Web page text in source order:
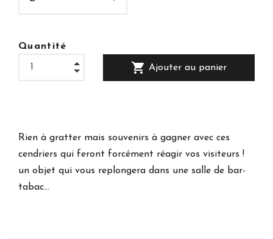
Quantité
shopping_cart Ajouter au panier
Rien à gratter mais souvenirs à gagner avec ces
cendriers qui feront forcément réagir vos visiteurs !
un objet qui vous replongera dans une salle de bar-
tabac…